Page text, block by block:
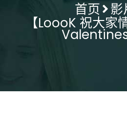
首页 影
【LoooK 祝大家